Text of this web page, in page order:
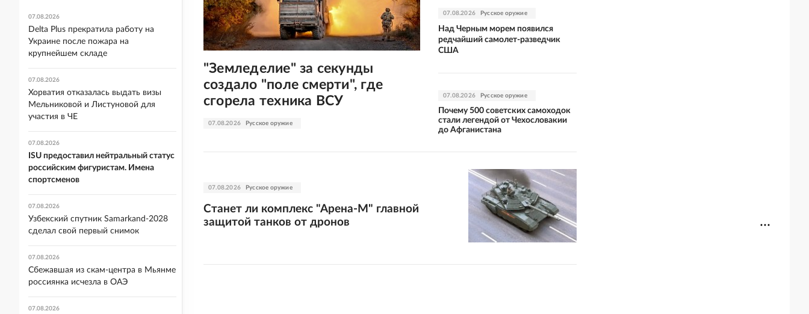
07.08.2026 Русское оружие
"Земледелие" за секунды
создало "поле смерти", где
сгорела техника ВСУ
07.08.2026 Русское оружие
Над Черным морем появился
редчайший самолет-разведчик
США
07.08.2026 Русское оружие
Почему 500 советских самоходок
стали легендой от Чехословакии
до Афганистана
07.08.2026 Русское оружие
Станет ли комплекс "Арена-М" главной
защитой танков от дронов
07.08.2026
Delta Plus прекратила работу на
Украине после пожара на
крупнейшем складе
07.08.2026
Хорватия отказалась выдать визы
Мельниковой и Листуновой для
участия в ЧЕ
07.08.2026
ISU предоставил нейтральный статус
российским фигуристам. Имена
спортсменов
07.08.2026
Узбекский спутник Samarkand-2028
сделал свой первый снимок
07.08.2026
Сбежавшая из скам-центра в Мьянме
россиянка исчезла в ОАЭ
07.08.2026